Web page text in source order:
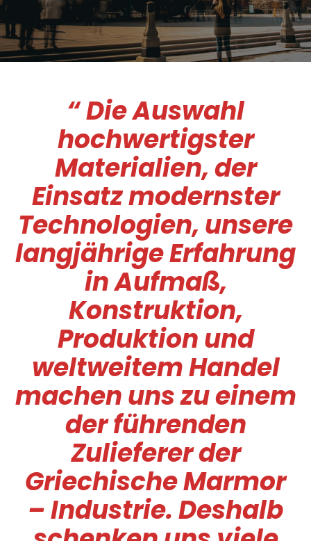
“ Die Auswahl
hochwertigster
Materialien, der
Einsatz modernster
Technologien, unsere
langjährige Erfahrung
in Aufmaß,
Konstruktion,
Produktion und
weltweitem Handel
machen uns zu einem
der führenden
Zulieferer der
Griechische Marmor
– Industrie. Deshalb